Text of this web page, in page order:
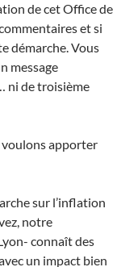
de cet Office de
et si
démarche. Vous
message
ni de troisième
voulons apporter
sur l’inflation
notre
connaît des
un impact bien